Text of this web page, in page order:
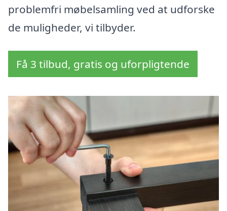
problemfri møbelsamling ved at udforske
de muligheder, vi tilbyder.
Få 3 tilbud, gratis og uforpligtende